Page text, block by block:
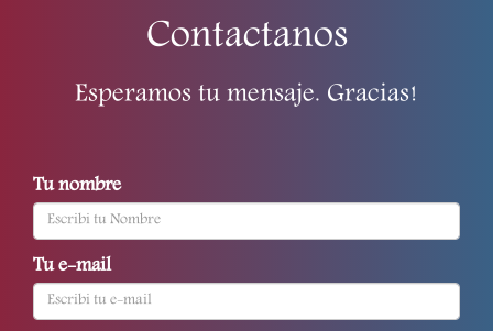
Contactanos
Esperamos tu mensaje. Gracias!
Tu nombre
Tu e-mail